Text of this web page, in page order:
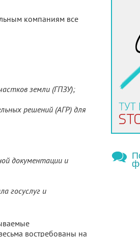
компаниям все
земли (ГПЗУ);
решений (АГP) для
документации и
госуслуг и
востребованы на